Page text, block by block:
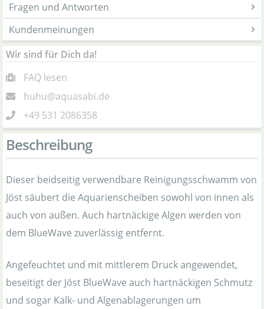
Fragen und Antworten
Kundenmeinungen
Wir sind für Dich da!
FAQ lesen
huhu@aquasabi.de
+49 531 2086358
Beschreibung
Dieser beidseitig verwendbare Reinigungsschwamm von
Jöst säubert die Aquarienscheiben sowohl von innen als
auch von außen. Auch hartnäckige Algen werden von
dem BlueWave zuverlässig entfernt.
Angefeuchtet und mit mittlerem Druck angewendet,
beseitigt der Jöst BlueWave auch hartnäckigen Schmutz
und sogar Kalk- und Algenablagerungen um